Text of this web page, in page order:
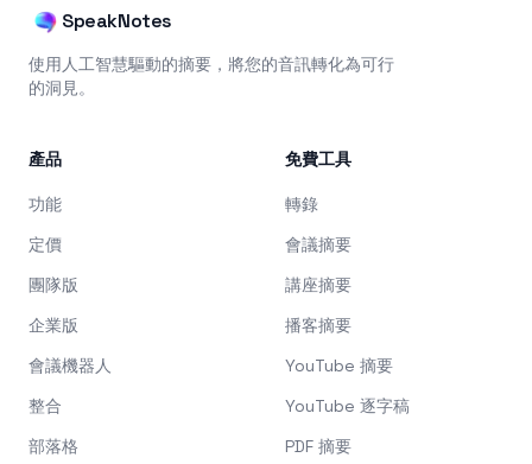
SpeakNotes
使用人工智慧驅動的摘要，將您的音訊轉化為可行
的洞見。
產品
功能
定價
團隊版
企業版
會議機器人
整合
部落格
免費工具
轉錄
會議摘要
講座摘要
播客摘要
YouTube 摘要
YouTube 逐字稿
PDF 摘要